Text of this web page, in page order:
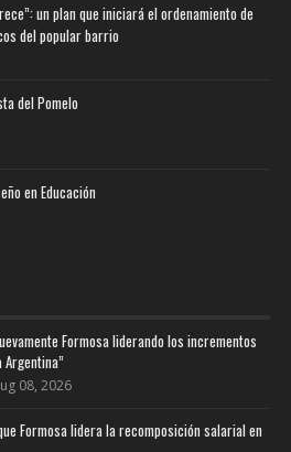
un plan que iniciará el ordenamiento de
del popular barrio
del Pomelo
en Educación
Formosa liderando los incrementos
08, 2026
Formosa lidera la recomposición salarial en